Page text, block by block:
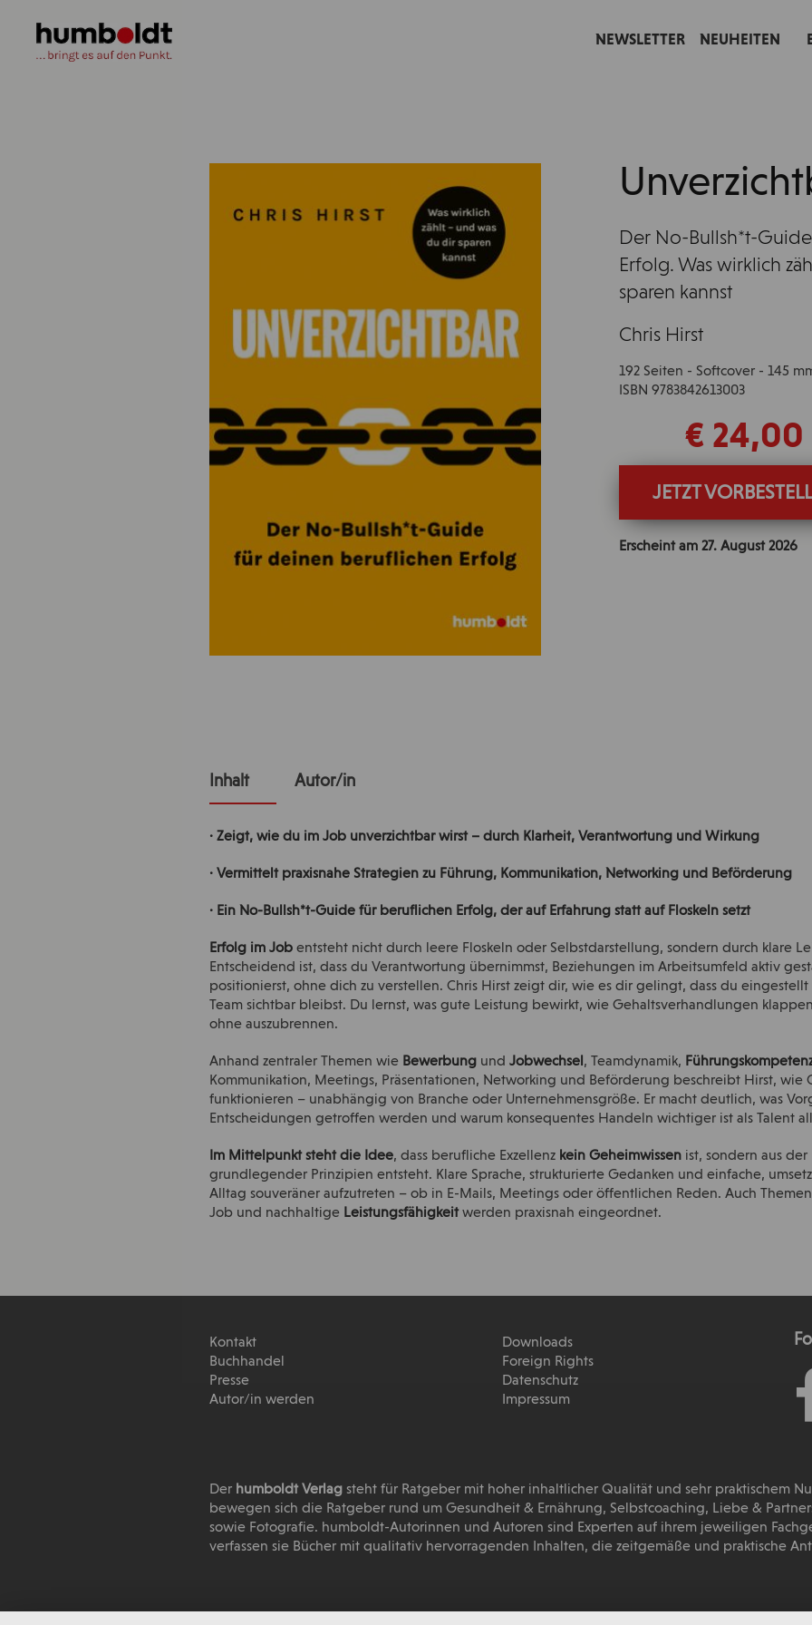
NEWSLETTER NEUHEITEN
Der No-Bullsh*t-
Erfolg. Was wirklich
sparen kannst
Chris Hirst
192 Seiten - Softcover - 145
ISBN 9783842613003
€ 24,00
JETZT
Erscheint am 27. August 2026
Inhalt Autor/in
· Zeigt, wie du im Job unverzichtbar wirst – durch Klarheit, Verantwortung und Wirkung
· Vermittelt praxisnahe Strategien zu Führung, Kommunikation, Networking und Beförderung
· Ein No-Bullsh*t-Guide für beruflichen Erfolg, der auf Erfahrung statt auf Floskeln setzt
Erfolg im Job entsteht nicht durch leere Floskeln oder Selbstdarstellung, sondern durch klare
Entscheidend ist, dass du Verantwortung übernimmst, Beziehungen im Arbeitsumfeld aktiv
positionierst, ohne dich zu verstellen. Chris Hirst zeigt dir, wie es dir gelingt, dass du
Team sichtbar bleibst. Du lernst, was gute Leistung bewirkt, wie Gehaltsverhandlungen
ohne auszubrennen.
Anhand zentraler Themen wie Bewerbung undJobwechsel , Teamdynamik,
Kommunikation, Meetings, Präsentationen, Networking und Beförderung beschreibt Hirst, wie
funktionieren – unabhängig von Branche oder Unternehmensgröße. Er macht deutlich, was
Entscheidungen getroffen werden und warum konsequentes Handeln wichtiger ist als Talent
Im Mittelpunkt steht die Idee, dass berufliche Exzellenz kein Geheimwissen ist, sondern aus
grundlegender Prinzipien entsteht. Klare Sprache, strukturierte Gedanken und einfache,
Alltag souveräner aufzutreten – ob in E-Mails, Meetings oder öffentlichen Reden. Auch
Job und nachhaltige Leistungsfähigkeitwerden praxisnah eingeordnet.
Kontakt
Buchhandel
Presse
Autor/in werden
Downloads
Foreign Rights
Datenschutz
Impressum
Der humboldt Verlag steht für Ratgeber mit hoher inhaltlicher Qualität und sehr praktischem
bewegen sich die Ratgeber rund um Gesundheit & Ernährung, Selbstcoaching, Liebe &
sowie Fotografie. humboldt-Autorinnen und Autoren sind Experten auf ihrem jeweiligen
verfassen sie Bücher mit qualitativ hervorragenden Inhalten, die zeitgemäße und praktische